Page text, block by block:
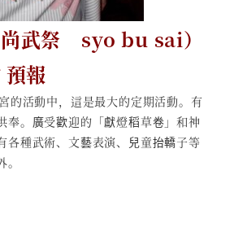
武祭 syo bu sai）
預報
的活動中，這是最大的定期活動。有
奉。廣受歡迎的「獻燈稻草卷」和神
各種武術、文藝表演、兒童抬轎子等